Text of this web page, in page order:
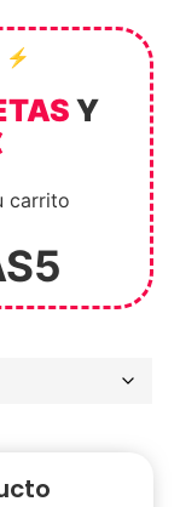
⚡
Y
carrito